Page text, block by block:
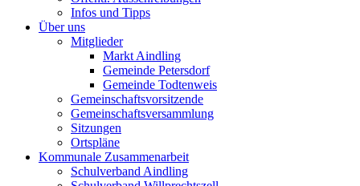
Infos und Tipps
Über uns
Mitglieder
Markt Aindling
Gemeinde Petersdorf
Gemeinde Todtenweis
Gemeinschaftsvorsitzende
Gemeinschaftsversammlung
Sitzungen
Ortspläne
Kommunale Zusammenarbeit
Schulverband Aindling